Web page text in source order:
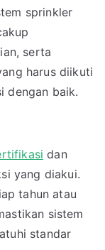
sprinkler
serta
harus diikuti
dengan baik.
dan
yang diakui.
tahun atau
sistem
standar